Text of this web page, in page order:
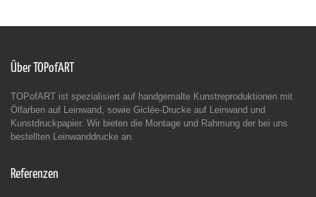
Über TOPofART
TOPofART ist spezialisiert auf handgemalte Kunstreproduktionen mit
Ölfarben auf Leinwand, sowie Giclée-Drucke auf Leinwand und
Kunstdruckpapier. Wir bieten die Montage und Rahmung der bei uns
bestellten Leinwanddrucke an.
Referenzen